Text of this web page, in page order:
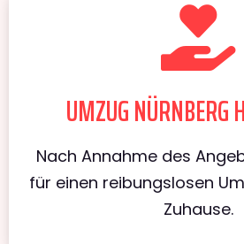
UMZUG NÜRNBERG
Nach Annahme des
für einen reibungslosen
Zuhause.